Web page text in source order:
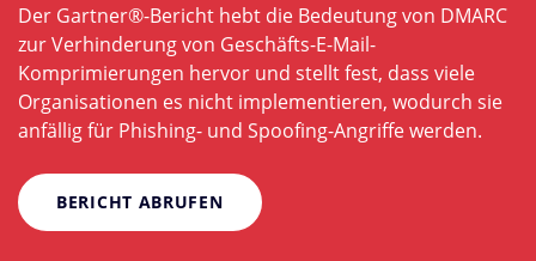
Der Gartner®-Bericht hebt die Bedeutung von DMARC
zur Verhinderung von Geschäfts-E-Mail-
Komprimierungen hervor und stellt fest, dass viele
Organisationen es nicht implementieren, wodurch sie
anfällig für Phishing- und Spoofing-Angriffe werden.
BERICHT ABRUFEN